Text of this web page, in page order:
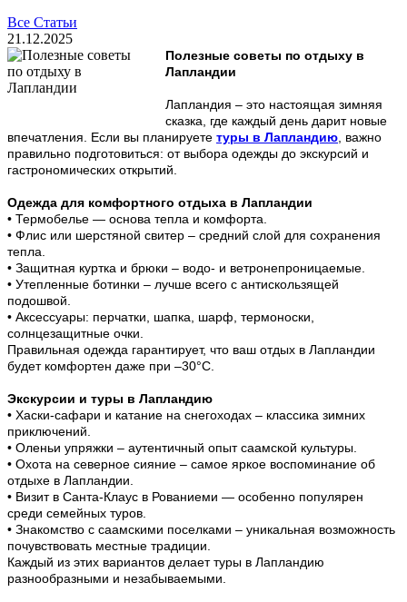
Все Статьи
21.12.2025
Полезные советы по отдыху в
Лапландии
Лапландия – это настоящая зимняя
сказка, где каждый день дарит новые
впечатления. Если вы планируете туры в Лапландию , важно
правильно подготовиться: от выбора одежды до экскурсий и
гастрономических открытий.
Одежда для комфортного отдыха в Лапландии
• Термобелье — основа тепла и комфорта.
• Флис или шерстяной свитер – средний слой для сохранения
тепла.
• Защитная куртка и брюки – водо- и ветронепроницаемые.
• Утепленные ботинки – лучше всего с антискользящей
подошвой.
• Аксессуары: перчатки, шапка, шарф, термоноски,
солнцезащитные очки.
Правильная одежда гарантирует, что ваш отдых в Лапландии
будет комфортен даже при –30°C.
Экскурсии и туры в Лапландию
• Хаски-сафари и катание на снегоходах – классика зимних
приключений.
• Оленьи упряжки – аутентичный опыт саамской культуры.
• Охота на северное сияние – самое яркое воспоминание об
отдыхе в Лапландии.
• Визит в Санта-Клаус в Рованиеми — особенно популярен
среди семейных туров.
• Знакомство с саамскими поселками – уникальная возможность
почувствовать местные традиции.
Каждый из этих вариантов делает туры в Лапландию
разнообразными и незабываемыми.